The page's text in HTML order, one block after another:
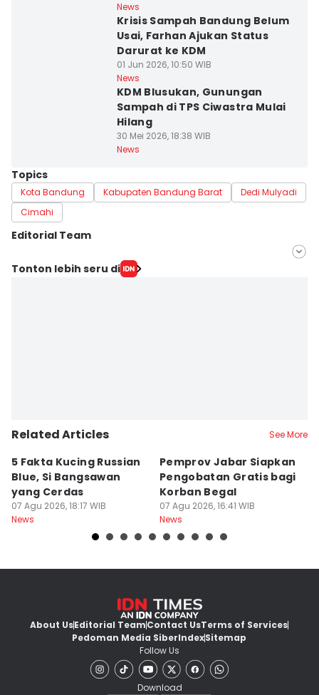
News
Krisis Sampah Bandung Belum
Usai, Farhan Ajukan Status
Darurat ke KDM
01 Jun 2026, 10:50 WIB
News
KDM Blusukan, Gunungan
Sampah di TPS Ciwastra Mulai
Hilang
30 Mei 2026, 18:38 WIB
News
Topics
Kota Bandung Kabupaten Bandung Barat
Dedi Mulyadi
Cimahi
Editorial Team
Editor
Tonton lebih seru di
Related Articles See More
5 Fakta Kucing Russian
Blue, Si Bangsawan
yang Cerdas
07 Agu 2026, 18:17 WIB
News
Pemprov Jabar Siapkan
Pengobatan Gratis bagi
Korban Begal
07 Agu 2026, 16:41 WIB
News
About UsEditorial TeamContact UsTerms of Services
Pedoman Media SiberIndexSitemap
Follow Us
Download